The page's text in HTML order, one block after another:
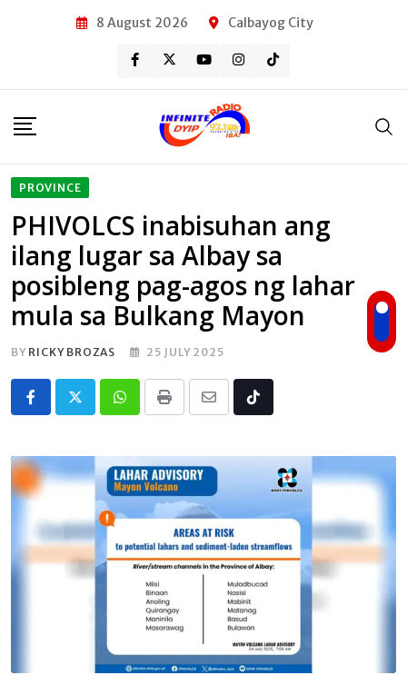
8 August 2026 Calbayog City
PROVINCE
PHIVOLCS inabisuhan ang
ilang lugar sa Albay sa
posibleng pag-agos ng lahar
mula sa Bulkang Mayon
BY RICKY BROZAS 25 JULY 2025
Whatsapp
Print
Share
Email
Tiktok